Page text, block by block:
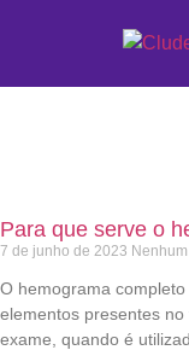
Para que serve o
7 de junho de 2023
O hemograma
elementos presentes
exame, quando é